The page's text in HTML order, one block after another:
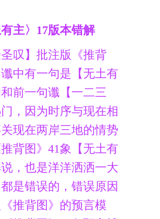
主〉17版本错解
叹】批注版《推背
中有一句是【无土有
前一句谶【一二三
，因为时序与现在相
现在两岸三地的情势
背图》41象【无土有
，也是洋洋洒洒一大
是错误的，错误原因
推背图》的预言模